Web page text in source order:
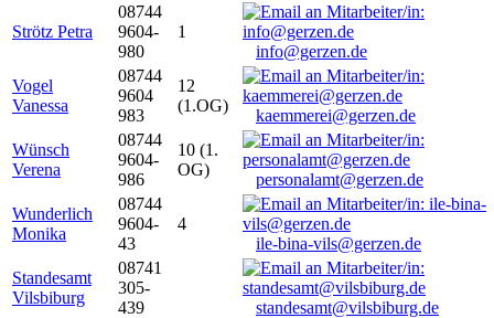
Strötz Petra
08744
9604-
980
1
info@gerzen.de
Vogel
Vanessa
08744
9604
983
12
(1.OG)
kaemmerei@gerzen.de
Wünsch
Verena
08744
9604-
986
10 (1.
OG)
personalamt@gerzen.de
Wunderlich
Monika
08744
9604-
43
4
ile-bina-vils@gerzen.de
Standesamt
Vilsbiburg
08741
305-
439
standesamt@vilsbiburg.de